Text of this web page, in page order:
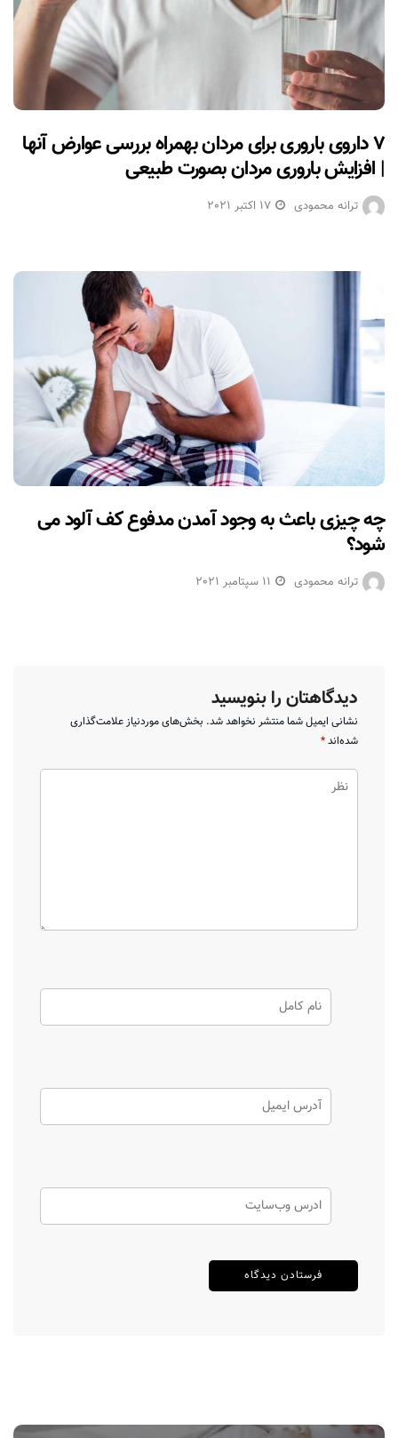
۷ داروی باروری برای مردان بهمراه بررسی عوارض آنها
| افزایش باروری مردان بصورت طبیعی
ترانه محمودی 17 اکتبر 2021
چه چیزی باعث به وجود آمدن مدفوع کف آلود می
شود؟
ترانه محمودی 11 سپتامبر 2021
دیدگاهتان را بنویسید
نشانی ایمیل شما منتشر نخواهد شد. بخش‌های موردنیاز علامت‌گذاری
شده‌اند*